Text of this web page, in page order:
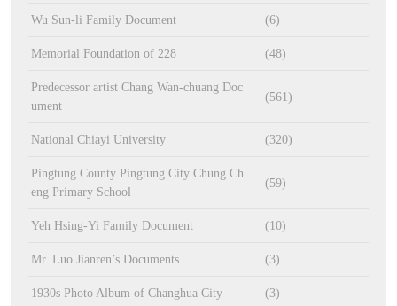
Wu Sun-li Family Document (6)
Memorial Foundation of 228 (48)
Predecessor artist Chang Wan-chuang Doc
ument
(561)
National Chiayi University (320)
Pingtung County Pingtung City Chung Ch
eng Primary School
(59)
Yeh Hsing-Yi Family Document (10)
Mr. Luo Jianren’s Documents (3)
1930s Photo Album of Changhua City (3)